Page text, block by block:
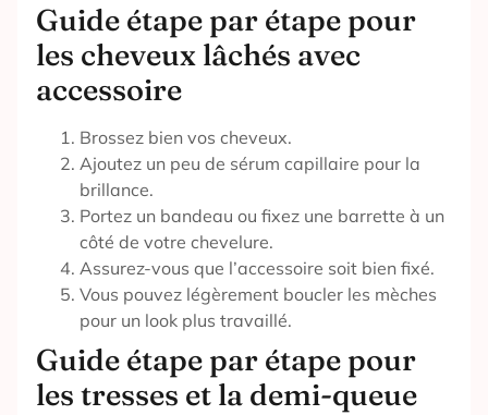
Guide étape par étape pour
les cheveux lâchés avec
accessoire
Brossez bien vos cheveux.
Ajoutez un peu de sérum capillaire pour la
brillance.
Portez un bandeau ou fixez une barrette à un
côté de votre chevelure.
Assurez-vous que l’accessoire soit bien fixé.
Vous pouvez légèrement boucler les mèches
pour un look plus travaillé.
Guide étape par étape pour
les tresses et la demi-queue